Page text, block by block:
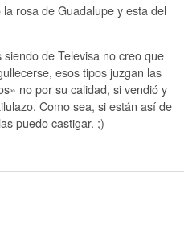
rosa de Guadalupe y esta del
de Televisa no creo que
esos tipos juzgan las
no por su calidad, si vendió y
Como sea, si están así de
puedo castigar. ;)